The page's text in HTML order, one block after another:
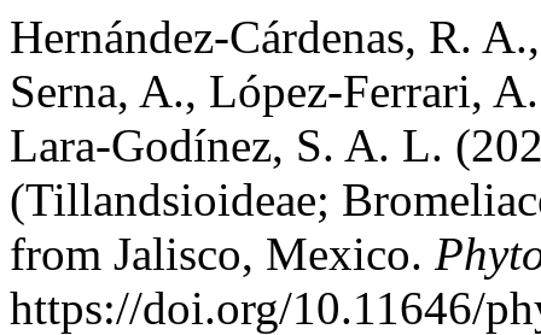
Hernández-Cárdenas, R.
Serna, A., López-Ferrari,
Lara-Godínez, S. A. L.
(Tillandsioideae;
from Jalisco, Mexico.
https://doi.org/10.11646/